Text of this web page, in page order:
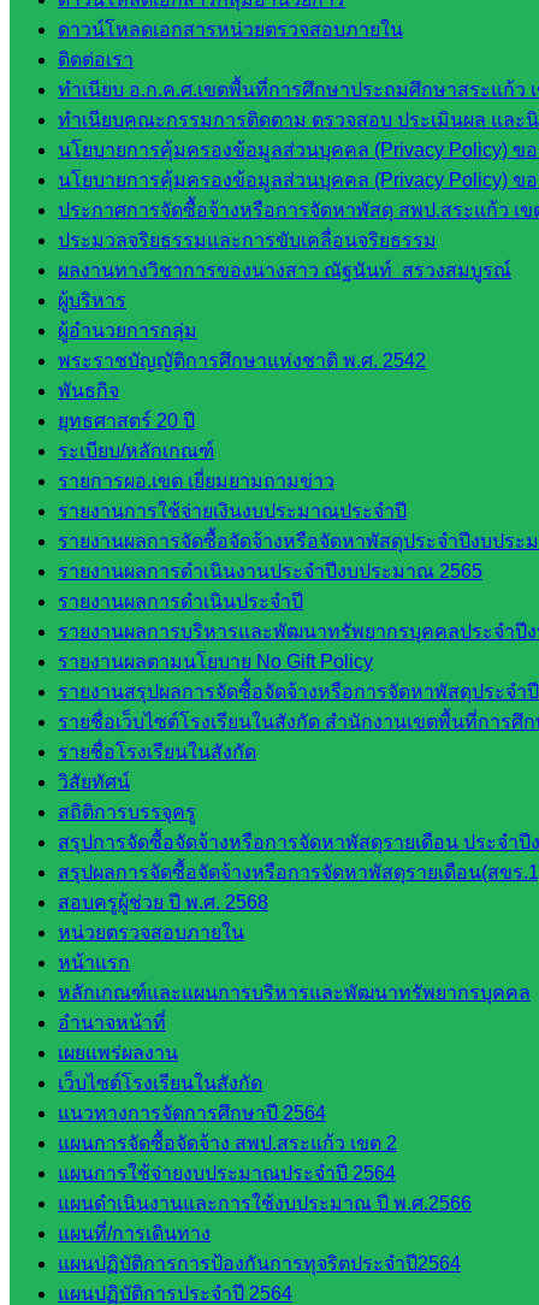
ดาวน์โหลดเอกสารหน่วยตรวจสอบภายใน
ติดต่อเรา
ทำเนียบ อ.ก.ค.ศ.เขตพื้นที่การศึกษาประถมศึกษาสระแก้ว
ทำเนียบคณะกรรมการติดตาม ตรวจสอบ ประเมินผล และ
นโยบายการคุ้มครองข้อมูลส่วนบุคคล (Privacy Policy)
นโยบายการคุ้มครองข้อมูลส่วนบุคคล (Privacy Policy)
ประกาศการจัดซื้อจ้างหรือการจัดหาพัสดุ สพป.สระแก้ว เข
ประมวลจริยธรรมและการขับเคลื่อนจริยธรรม
ผลงานทางวิชาการของนางสาว ณัฐนันท์ สรวงสมบูรณ์
ผู้บริหาร
ผู้อำนวยการกลุ่ม
พระราชบัญญัติการศึกษาแห่งชาติ พ.ศ. 2542
พันธกิจ
ยุทธศาสตร์ 20 ปี
ระเบียบ/หลักเกณฑ์
รายการผอ.เขต เยี่ยมยามถามข่าว
รายงานการใช้จ่ายเงินงบประมาณประจำปี
รายงานผลการจัดซื้อจัดจ้างหรือจัดหาพัสดุประจำปีงบปร
รายงานผลการดำเนินงานประจำปีงบประมาณ 2565
รายงานผลการดำเนินประจำปี
รายงานผลการบริหารและพัฒนาทรัพยากรบุคคลประจำปี
รายงานผลตามนโยบาย No Gift Policy
รายงานสรุปผลการจัดซื้อจัดจ้างหรือการจัดหาพัสดุประจำ
รายชื่อเว็บไซต์โรงเรียนในสังกัด สำนักงานเขตพื้นที่การศึ
รายชื่อโรงเรียนในสังกัด
วิสัยทัศน์
สถิติการบรรจุครู
สรุปการจัดซื้อจัดจ้างหรือการจัดหาพัสดุรายเดือน ประจำ
สรุปผลการจัดซื้อจัดจ้างหรือการจัดหาพัสดุรายเดือน(สขร
สอบครูผู้ช่วย ปี พ.ศ. 2568
หน่วยตรวจสอบภายใน
หน้าแรก
หลักเกณฑ์และแผนการบริหารและพัฒนาทรัพยากรบุคคล
อำนาจหน้าที่
เผยแพร่ผลงาน
เว็บไซต์โรงเรียนในสังกัด
แนวทางการจัดการศึกษาปี 2564
แผนการจัดซื้อจัดจ้าง สพป.สระแก้ว เขต 2
แผนการใช้จ่ายงบประมาณประจำปี 2564
แผนดำเนินงานและการใช้งบประมาณ ปี พ.ศ.2566
แผนที่/การเดินทาง
แผนปฏิบัติการการป้องกันการทุจริตประจำปี2564
แผนปฏิบัติการประจำปี 2564
กศน.สระแก้ว
เว็บไซต์
กลุ่มงาน
ใน
สำนักงาน
กลุ่
มอำนวย
การ
กลุ่ม
บริหาร
งานงาน
เงินและ
สินทรัพย์
กลุ่มน
โยบาย
และแผน
กลุ่มส่ง
เสริมการ
จัดการ
ศึกษา
กลุ่ม
บริหาร
งาน
บุคคล
กลุ่ม
พัฒนาครู
และบุ
คลากรฯ
กลุ่มนิ
เทศ
ติดตาม
และประ
เมินผลฯ
หลักสูตร
ทุจริต
ห้อง